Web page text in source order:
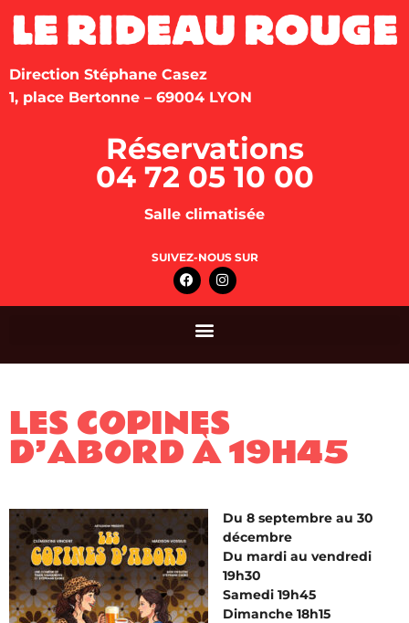
Direction Stéphane Casez
1, place Bertonne – 69004 LYON
Réservations
04 72 05 10 00
Salle climatisée
SUIVEZ-NOUS SUR
LES COPINES
D’ABORD À 19H45
Du 8 septembre au 30
décembre
Du mardi au vendredi
19h30
Samedi 19h45
Dimanche 18h15